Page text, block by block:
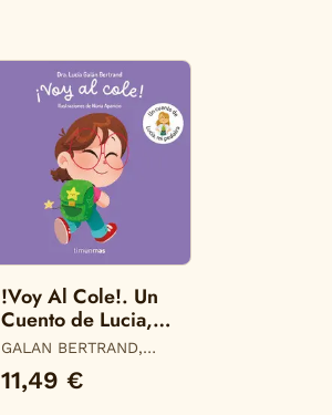
!Voy Al Cole!. Un
Cuento de Lucia,
mi Pediatra
GALAN BERTRAND,
11,49 €